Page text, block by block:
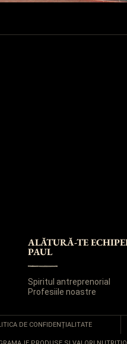
ALĂTURĂ-TE
PAUL
Spiritul antreprenorial
Profesiile noastre
DE CONFIDENȚIALITATE